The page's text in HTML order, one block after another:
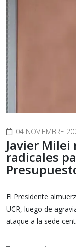
04 NOVIEMBRE
Javier Milei
radicales
El Presidente
UCR, luego de
ataque a la sede